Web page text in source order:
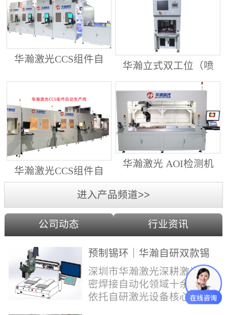
华瀚激光CCS组件自
动生产线（纵向线）
华瀚立式双工位（喷
射锡膏）激光焊锡机
华瀚激光CCS组件自
动生产线（横向线）
华瀚激光 AOI检测机
（型号HA18DM6)
进入产品频道>>
公司动态 行业资讯
预制锡环｜华瀚自研双款锡
环机，实现焊点标准化量产
深圳市华瀚激光深耕激光精
密焊接自动化领域十余年，
依托自研激光设备核心技